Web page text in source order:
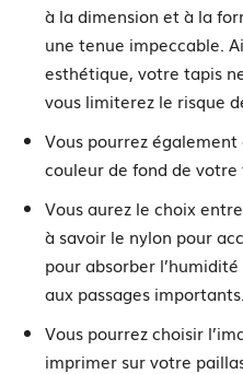
à la dimension et à la
une tenue impeccable.
esthétique, votre tapis
vous limiterez le risque
Vous pourrez
couleur de fond de votre
Vous aurez le choix
à savoir le nylon pour
pour absorber
aux passages importants.
Vous pourrez choisir
imprimer sur votre